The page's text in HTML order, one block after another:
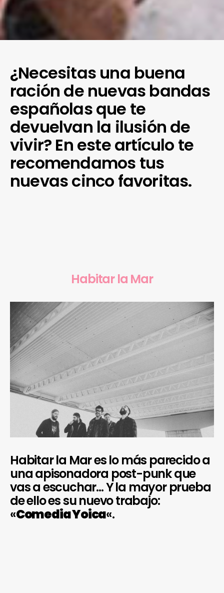
¿Necesitas una buena
ración de nuevas bandas
españolas que te
devuelvan la ilusión de
vivir? En este artículo te
recomendamos tus
nuevas cinco favoritas.
Habitar la Mar
Habitar la Mar es lo más parecido a
una apisonadora post-punk que
vas a escuchar… Y la mayor prueba
de ello es su nuevo trabajo:
«Comedia Yoica«.